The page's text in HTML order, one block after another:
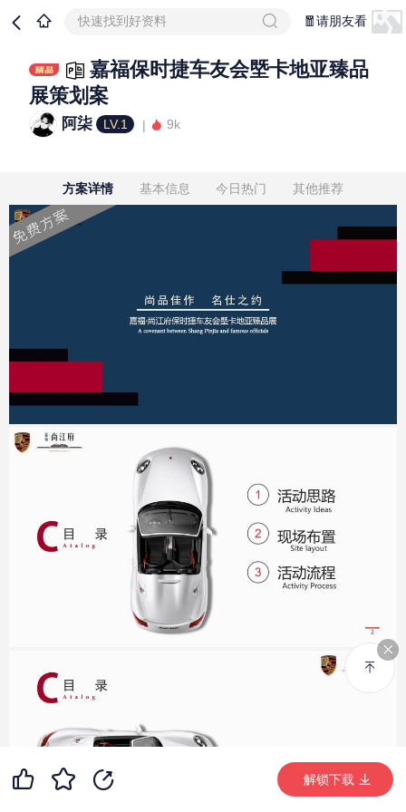
快速找到好资料 🧧请朋友看
嘉福保时捷车友会塈卡地亚臻品
展策划案
阿柒 LV.1 9k
方案详情 基本信息 今日热门 其他推荐
解锁下载 (5893次)
解锁下载